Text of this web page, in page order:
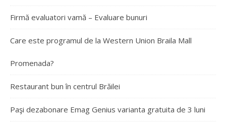
Firmă evaluatori vamă – Evaluare bunuri
Care este programul de la Western Union Braila Mall
Promenada?
Restaurant bun în centrul Brăilei
Paşi dezabonare Emag Genius varianta gratuita de 3 luni